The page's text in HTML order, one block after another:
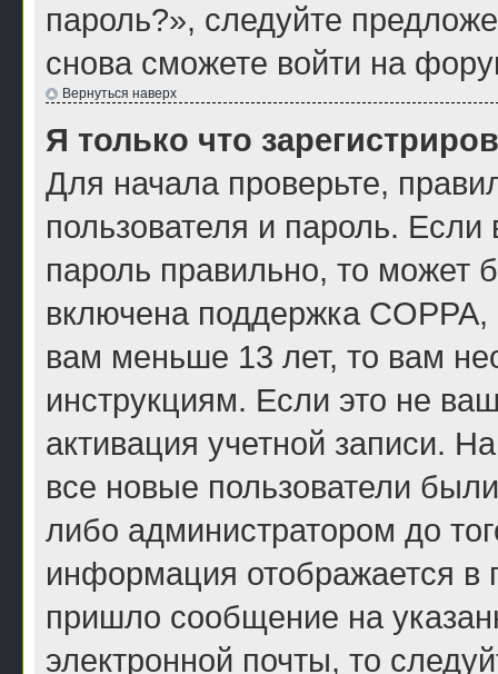
пароль?», следуйте
снова сможете войти на
Вернуться наверх
Я только что
Для начала проверьте,
пользователя и пароль.
пароль правильно, то может
включена поддержка
вам меньше 13 лет, то вам
инструкциям. Если это не
активация учетной записи.
все новые пользователи
либо администратором до
информация отображается в
пришло сообщение на
электронной почты, то